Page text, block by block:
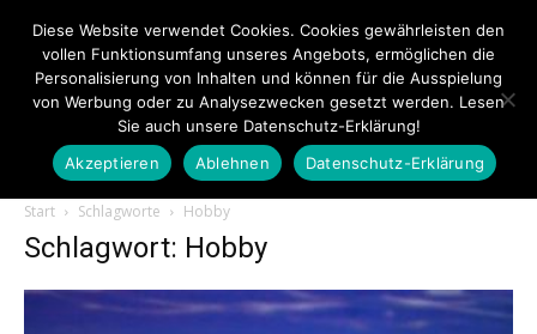
Touristiknews.de
Start Schlagworte Hobby
Schlagwort: Hobby
Diese Website verwendet Cookies. Cookies gewährleisten den
vollen Funktionsumfang unseres Angebots, ermöglichen die
Personalisierung von Inhalten und können für die Ausspielung
von Werbung oder zu Analysezwecken gesetzt werden. Lesen
Sie auch unsere Datenschutz-Erklärung!
Akzeptieren
Ablehnen Datenschutz-Erklärung